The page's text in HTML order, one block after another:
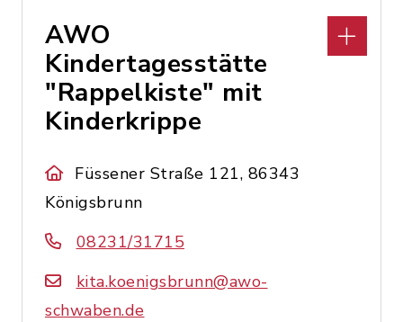
AWO
Kindertagesstätte
"Rappelkiste" mit
Kinderkrippe
Füssener Straße 121, 86343
Königsbrunn
08231/31715
kita.koenigsbrunn@awo-
schwaben.de